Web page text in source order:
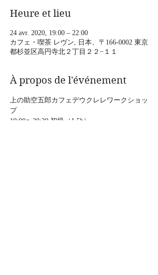
Heure et lieu
24 avr. 2020, 19:00 – 22:00
カフェ・喫茶 レヴン, 日本、〒166-0002 東京
都杉並区高円寺北２丁目２２−１１
À propos de l'événement
上の助空五郎カフェデウクレレワークショッ
プ
19:00〜20:30 初級（1.5h）